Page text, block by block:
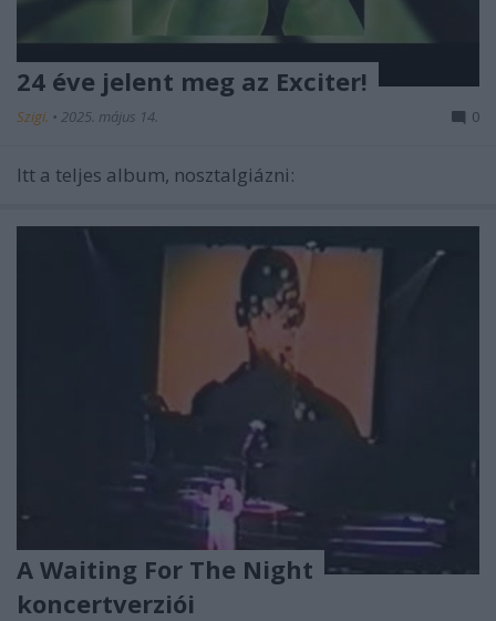
24 éve jelent meg az Exciter!
Szigi. • 2025. május 14. 0
Itt a teljes album, nosztalgiázni:
A Waiting For The Night
koncertverziói